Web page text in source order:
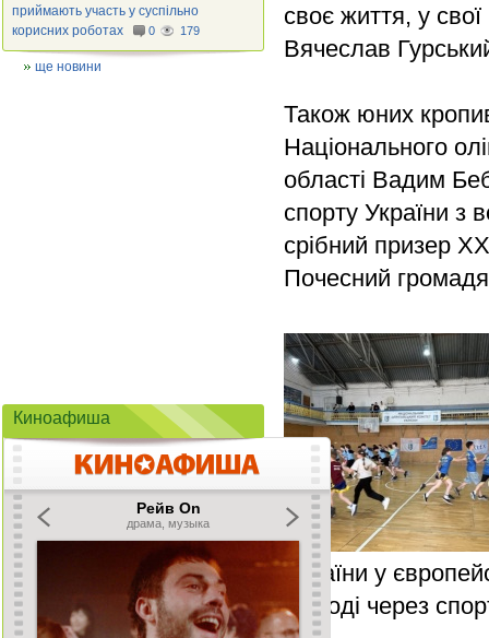
своє життя, у
Вячеслав
Також юних
Національного
області Вадим
спорту України з
срібний призер
Почесний
України у
молоді через
приймають участь у суспільно
корисних роботах
0 179
ще новини
Киноафиша